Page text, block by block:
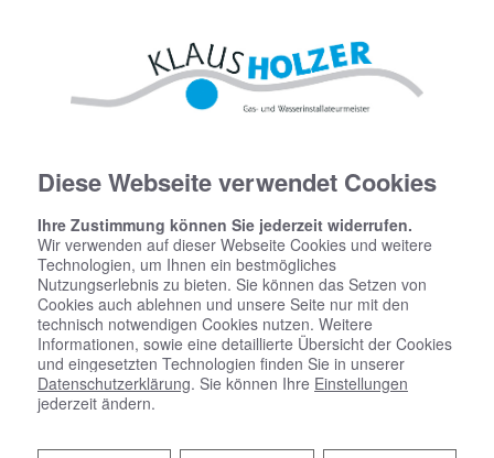
Startseite»Bad»Badinspiration & Musterbäder» Komfort-Bad 7 ㎡
Komfort-Bad 7 ㎡
Diese Webseite verwendet Cookies
Ihre Zustimmung können Sie jederzeit widerrufen.
Wir verwenden auf dieser Webseite Cookies und weitere
Technologien, um Ihnen ein bestmögliches
Nutzungserlebnis zu bieten. Sie können das Setzen von
Cookies auch ablehnen und unsere Seite nur mit den
technisch notwendigen Cookies nutzen. Weitere
Informationen, sowie eine detaillierte Übersicht der Cookies
und eingesetzten Technologien finden Sie in unserer
Datenschutzerklärung. Sie können Ihre Einstellungen
jederzeit ändern.